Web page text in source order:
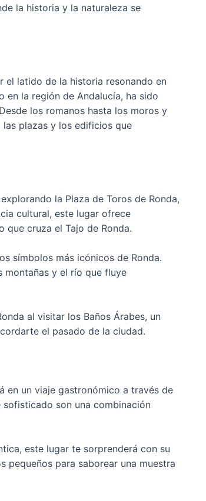
la historia y la naturaleza se
el latido de la historia resonando en
en la región de Andalucía, ha sido
los romanos hasta los moros y
las plazas y los edificios que
la Plaza de Toros de Ronda,
cultural, este lugar ofrece
que cruza el Tajo de Ronda.
símbolos más icónicos de Ronda.
montañas y el río que fluye
al visitar los Baños Árabes, un
el pasado de la ciudad.
en un viaje gastronómico a través de
son una combinación
este lugar te sorprenderá con su
pequeños para saborear una muestra